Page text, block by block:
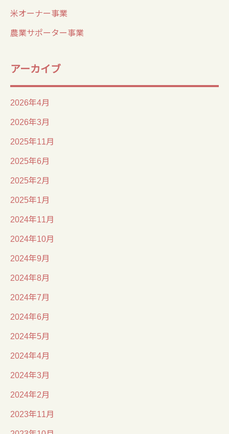
米オーナー事業
農業サポーター事業
アーカイブ
2026年4月
2026年3月
2025年11月
2025年6月
2025年2月
2025年1月
2024年11月
2024年10月
2024年9月
2024年8月
2024年7月
2024年6月
2024年5月
2024年4月
2024年3月
2024年2月
2023年11月